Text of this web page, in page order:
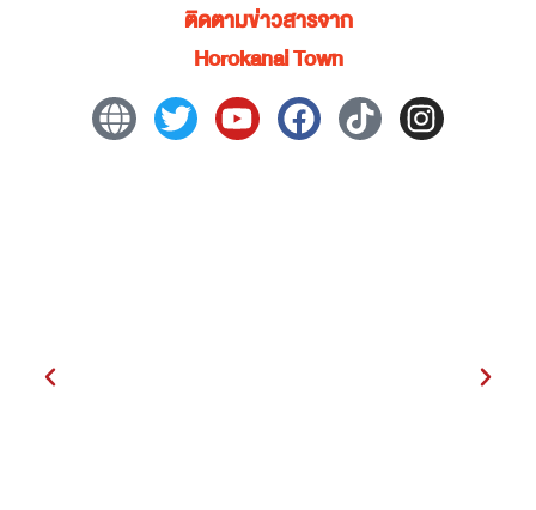
ติดตามข่าวสารจาก
Horokanai Town